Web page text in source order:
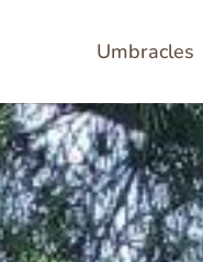
Umbracles